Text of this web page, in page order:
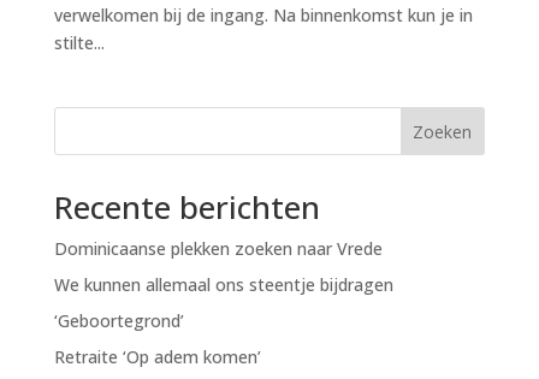
verwelkomen bij de ingang. Na binnenkomst kun je in
stilte...
Zoeken
Recente berichten
Dominicaanse plekken zoeken naar Vrede
We kunnen allemaal ons steentje bijdragen
‘Geboortegrond’
Retraite ‘Op adem komen’